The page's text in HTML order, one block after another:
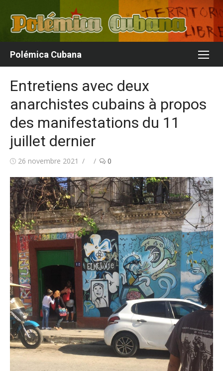
contenu
Polémica Cubana
Entretiens avec deux
anarchistes cubains à propos
des manifestations du 11
juillet dernier
Publié26 novembre 2021 Auteur/autrice
0